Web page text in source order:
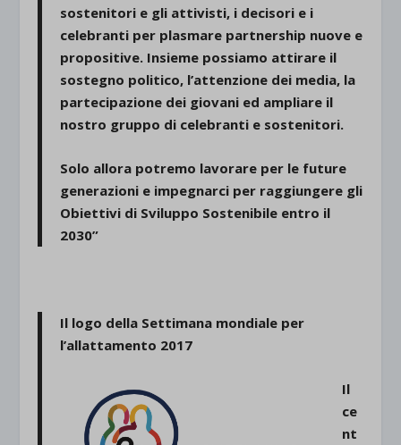
sostenitori e gli attivisti, i decisori e i
celebranti per plasmare partnership nuove e
propositive. Insieme possiamo attirare il
sostegno politico, l’attenzione dei media, la
partecipazione dei giovani ed ampliare il
nostro gruppo di celebranti e sostenitori.
Solo allora potremo lavorare per le future
generazioni e impegnarci per raggiungere gli
Obiettivi di Sviluppo Sostenibile entro il
2030”
Il logo della Settimana mondiale per
l’allattamento 2017
Il
ce
nt